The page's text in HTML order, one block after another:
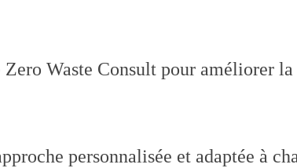
Waste Consult pour améliorer la
personnalisée et adaptée à